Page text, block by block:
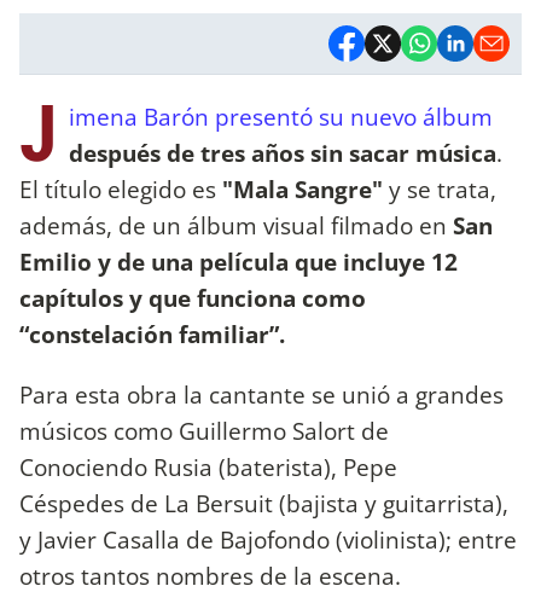
J imena Barón presentó su nuevo álbum
después de tres años sin sacar música.
El título elegido es "Mala Sangre" y se trata,
además, de un álbum visual filmado en San
Emilio y de una película que incluye 12
capítulos y que funciona como
“constelación familiar”.
Para esta obra la cantante se unió a grandes
músicos como Guillermo Salort de
Conociendo Rusia (baterista), Pepe
Céspedes de La Bersuit (bajista y guitarrista),
y Javier Casalla de Bajofondo (violinista); entre
otros tantos nombres de la escena.